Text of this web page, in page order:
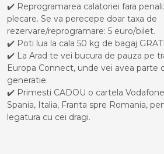
✔️ Reprogramarea calatoriei fara
plecare. Se va perecepe doar taxa de
rezervare/reprogramare: 5 euro/bilet.
✔️ Poti lua la cala 50 kg de bagaj
✔️ La Arad te vei bucura de pauza pe
Europa Connect, unde vei avea parte
generatie.
✔️ Primesti CADOU o cartela
Spania, Italia, Franta spre Romania,
legatura cu cei dragi.